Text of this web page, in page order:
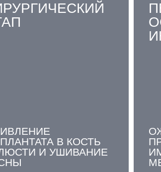
В КОСТЬ
И УШИВАНИЕ